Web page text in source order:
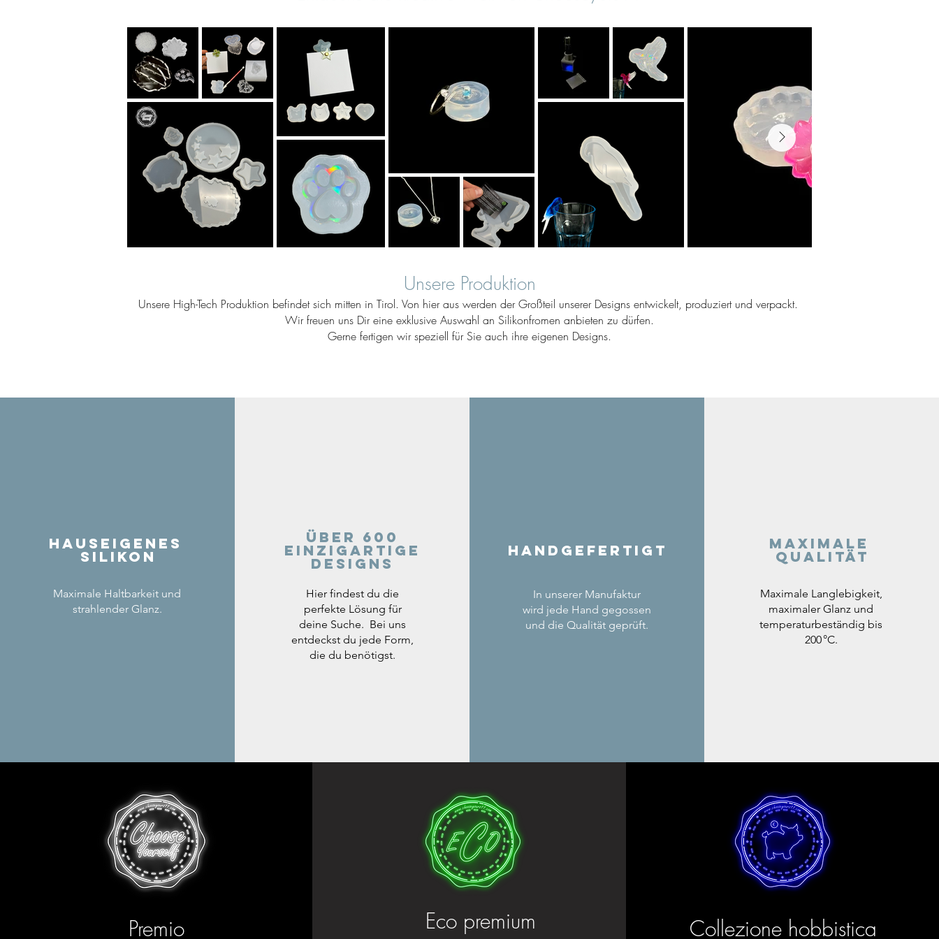
Unsere Produktion
Unsere High-Tech Produktion befindet sich mitten in Tirol. Von hier aus werden der Großteil unserer Designs entwickelt, produziert und verpackt.
Wir freuen uns Dir eine exklusive Auswahl an Silikonfromen anbieten zu dürfen.
Gerne fertigen wir speziell für Sie auch ihre eigenen Designs.
Hauseigenes
Silikon
Maximale Haltbarkeit und
strahlender Glanz.
Über 600
einzigartige
Designs
Hier findest du die
perfekte Lösung für
deine Suche. Bei uns
entdeckst du jede Form,
die du benötigst.
Handgefertigt
In unserer Manufaktur
wird jede Hand gegossen
und die Qualität geprüft.
Maximale
Qualität
Maximale Langlebigkeit,
maximaler Glanz und
temperaturbeständig bis
200 °C.
Premio Eco premium Collezione hobbistica